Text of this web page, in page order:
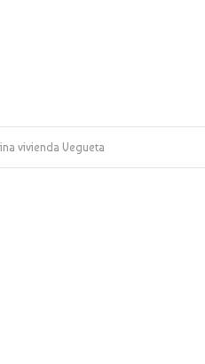
vivienda Vegueta